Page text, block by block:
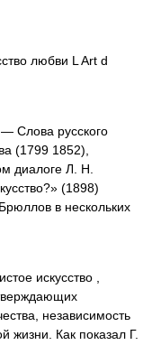
любви L Art d
— Слова русского
(1799 1852),
диалоге Л. Н.
(1898)
в нескольких
искусство ,
независимость
жизни. Как показал Г.